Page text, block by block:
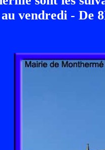
vendredi - De